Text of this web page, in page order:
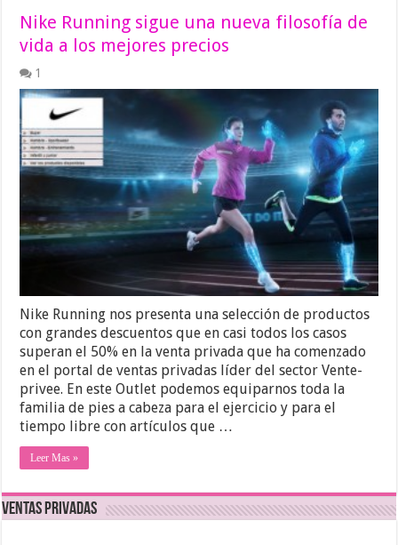
Nike Running sigue una nueva filosofía de
vida a los mejores precios
1
Nike Running nos presenta una selección de productos
con grandes descuentos que en casi todos los casos
superan el 50% en la venta privada que ha comenzado
en el portal de ventas privadas líder del sector Vente-
privee. En este Outlet podemos equiparnos toda la
familia de pies a cabeza para el ejercicio y para el
tiempo libre con artículos que …
Leer Mas »
Ventas Privadas